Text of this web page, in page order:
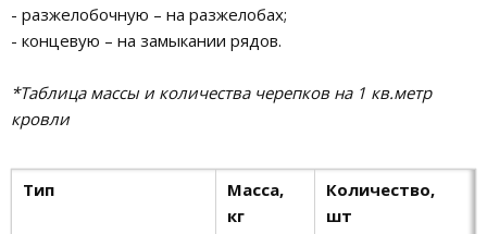
- разжелобочную – на разжелобах;
- концевую – на замыкании рядов.
*Таблица массы и количества черепков на 1 кв.метр
кровли
Тип
Масса,
кг
Количество,
шт